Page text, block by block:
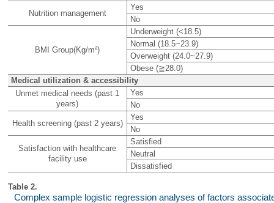
Nutrition management
Yes
No
BMI Group(Kg/m²)
Underweight (<18.5)
Normal (18.5~23.9)
Overweight (24.0~27.9)
Obese (≧28.0)
Medical utilization & accessibility
Unmet medical needs (past 1
years)
Yes
No
Health screening (past 2 years)
Yes
No
Satisfaction with healthcare
facility use
Satisfied
Neutral
Dissatisfied
Table 2.
Complex sample logistic regression analyses of factors